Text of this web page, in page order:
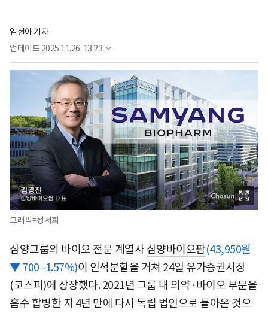
염현아 기자
업데이트 2025.11.26. 13:23
그래픽=정서희
삼양그룹의 바이오 전문 계열사 삼양바이오팜(43,950원
▼ 700 -1.57%)이 인적분할을 거쳐 24일 유가증권시장
(코스피)에 상장했다. 2021년 그룹 내 의약·바이오 부문을
흡수 합병한 지 4년 만에 다시 독립 법인으로 돌아온 것으